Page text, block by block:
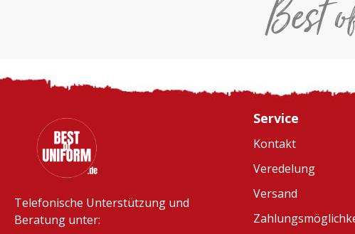
Best
Telefonische Unterstützung und
Beratung unter:
Service
Kontakt
Veredelung
Versand